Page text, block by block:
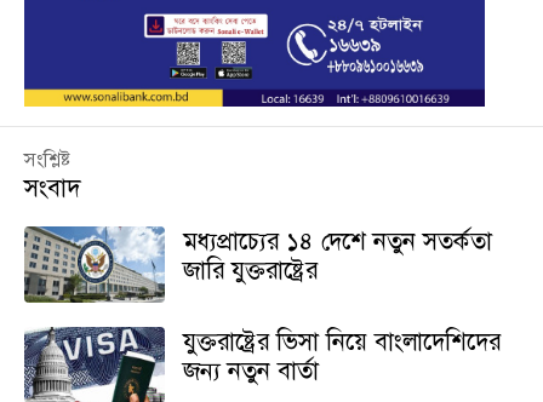
সংশ্লিষ্ট
সংবাদ
মধ্যপ্রাচ্যের ১৪ দেশে নতুন সতর্কতা
জারি যুক্তরাষ্ট্রের
যুক্তরাষ্ট্রের ভিসা নিয়ে বাংলাদেশিদের
জন্য নতুন বার্তা